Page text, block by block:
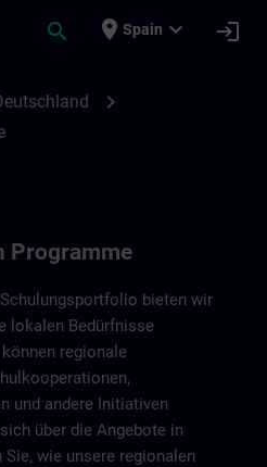
search place Spain expand_more login
chevron_right
Programme
bieten wir
lokalen Bedürfnisse
regionale
und andere Initiativen
über die Angebote in
wie unsere regionalen